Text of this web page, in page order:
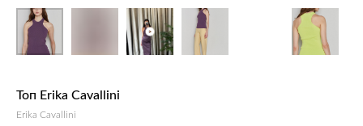
Топ Erika Cavallini
Erika Cavallini